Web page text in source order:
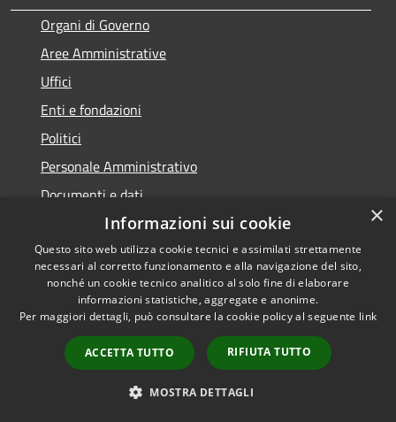
Organi di Governo
Aree Amministrative
Uffici
Enti e fondazioni
Politici
Personale Amministrativo
Documenti e dati
CATEGORIE DI SERVIZIO
Anagrafe e stato civile
Cultura e tempo libero
Vita lavorativa
Imprese e Commercio
Catasto e urbanistica
×
Informazioni sui cookie
Questo sito web utilizza cookie tecnici e assimilati strettamente
necessari al corretto funzionamento e alla navigazione del sito,
nonché un cookie tecnico analitico al solo fine di elaborare
informazioni statistiche, aggregate e anonime.
Per maggiori dettagli, può consultare la cookie policy al seguente link
ACCETTA TUTTO RIFIUTA TUTTO
MOSTRA DETTAGLI